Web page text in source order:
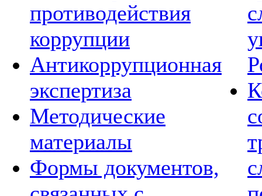
противодействия
коррупции
Антикоррупционная
экспертиза
Методические
материалы
Формы документов,